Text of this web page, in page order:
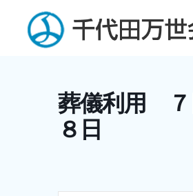
content
葬儀利用 ７
８日